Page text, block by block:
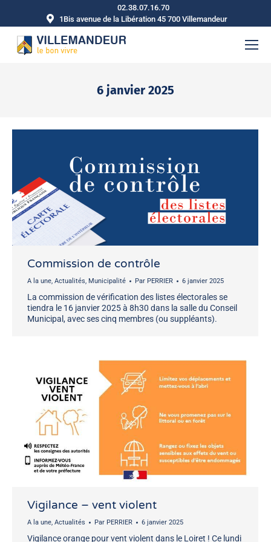
02.38.07.16.70
1Bis avenue de la Libération 45 700 Villemandeur
6 janvier 2025
Commission de contrôle
A la une, Actualités, Municipalité Par PERRIER 6 janvier 2025
La commission de vérification des listes électorales se
tiendra le 16 janvier 2025 à 8h30 dans la salle du Conseil
Municipal, avec ses cinq membres (ou suppléants).
Vigilance – vent violent
A la une, Actualités Par PERRIER 6 janvier 2025
Vigilance orange pour vent violent dans le Loiret ! Ce lundi